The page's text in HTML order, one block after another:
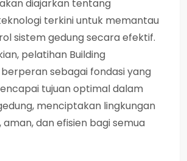
diajarkan tentang
terkini untuk memantau
sistem gedung secara efektif.
pelatihan Building
sebagai fondasi yang
tujuan optimal dalam
menciptakan lingkungan
dan efisien bagi semua